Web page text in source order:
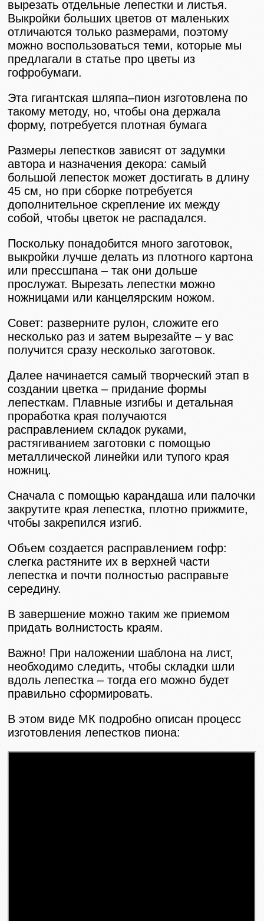
вырезать отдельные лепестки и листья.
Выкройки больших цветов от маленьких
отличаются только размерами, поэтому
можно воспользоваться теми, которые мы
предлагали в статье про цветы из
гофробумаги.
Эта гигантская шляпа–пион изготовлена по
такому методу, но, чтобы она держала
форму, потребуется плотная бумага
Размеры лепестков зависят от задумки
автора и назначения декора: самый
большой лепесток может достигать в длину
45 см, но при сборке потребуется
дополнительное скрепление их между
собой, чтобы цветок не распадался.
Поскольку понадобится много заготовок,
выкройки лучше делать из плотного картона
или прессшпана – так они дольше
прослужат. Вырезать лепестки можно
ножницами или канцелярским ножом.
Совет: разверните рулон, сложите его
несколько раз и затем вырезайте – у вас
получится сразу несколько заготовок.
Далее начинается самый творческий этап в
создании цветка – придание формы
лепесткам. Плавные изгибы и детальная
проработка края получаются
расправлением складок руками,
растягиванием заготовки с помощью
металлической линейки или тупого края
ножниц.
Сначала с помощью карандаша или палочки
закрутите края лепестка, плотно прижмите,
чтобы закрепился изгиб.
Объем создается расправлением гофр:
слегка растяните их в верхней части
лепестка и почти полностью расправьте
середину.
В завершение можно таким же приемом
придать волнистость краям.
Важно! При наложении шаблона на лист,
необходимо следить, чтобы складки шли
вдоль лепестка – тогда его можно будет
правильно сформировать.
В этом виде МК подробно описан процесс
изготовления лепестков пиона: